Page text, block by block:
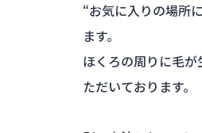
“お気に入りの場所
ます。
ほくろの周りに毛
ただいております。